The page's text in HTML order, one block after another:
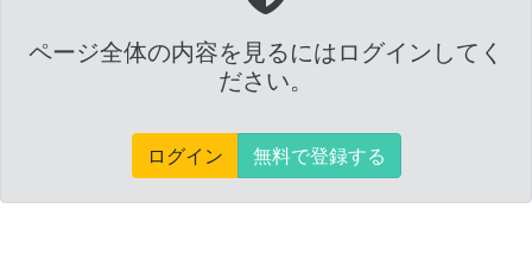
ページ全体の内容を見るにはログインしてく
ださい。
ログイン 無料で登録する